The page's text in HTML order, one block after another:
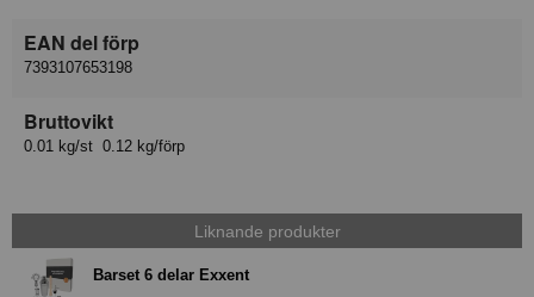
EAN del förp
7393107653198
Bruttovikt
0.01 kg/st 0.12 kg/förp
Liknande produkter
Barset 6 delar Exxent